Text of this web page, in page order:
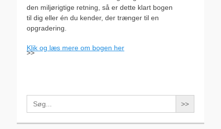
den miljørigtige retning, så er dette klart bogen
til dig eller én du kender, der trænger til en
opgradering.
Klik og læs mere om bogen her
>>
Search
for: